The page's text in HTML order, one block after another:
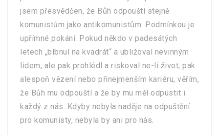
jsem přesvědčen, že Bůh odpouští stejně
komunistům jako antikomunistům. Podmínkou je
upřímné pokání. Pokud někdo v padesátých
letech „blbnul na kvadrát“ a ubližoval nevinným
lidem, ale pak prohlédl a riskoval ne-li život, pak
alespoň vězení nebo přinejmenším kariéru, věřím,
že Bůh mu odpouští a že by mu měl odpustit i
každý z nás. Kdyby nebyla naděje na odpuštění
pro komunisty, nebyla by ani pro nás.